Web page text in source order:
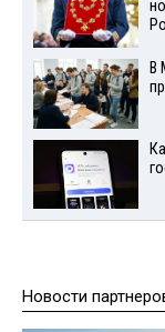
В
Новости